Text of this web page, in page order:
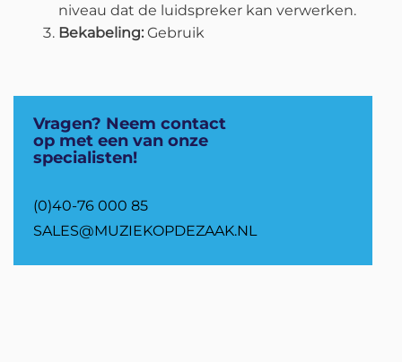
niveau dat de luidspreker kan verwerken.
Bekabeling: Gebruik
Vragen? Neem contact
op met een van onze
specialisten!
(0)40-76 000 85
SALES@MUZIEKOPDEZAAK.NL